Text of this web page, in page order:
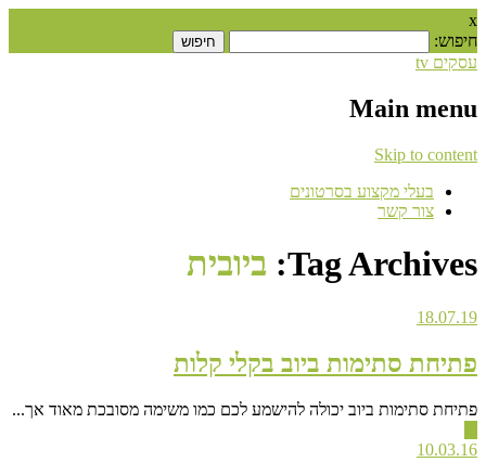
x
חיפוש:
עסקים tv
Main menu
Skip to content
בעלי מקצוע בסרטונים
צור קשר
Tag Archives: ביובית
18.07.19
פתיחת סתימות ביוב בקלי קלות
פתיחת סתימות ביוב יכולה להישמע לכם כמו משימה מסובכת מאוד אך...
10.03.16